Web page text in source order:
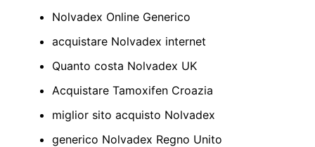
Nolvadex Online Generico
acquistare Nolvadex internet
Quanto costa Nolvadex UK
Acquistare Tamoxifen Croazia
miglior sito acquisto Nolvadex
generico Nolvadex Regno Unito